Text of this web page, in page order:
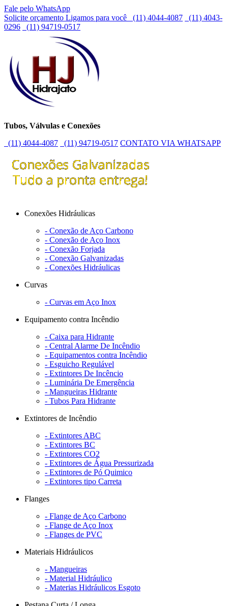
Fale pelo WhatsApp
Solicite orçamento Ligamos para você (11) 4044-4087
(11) 4043-
0296
(11) 94719-0517
Tubos, Válvulas e Conexões
(11) 4044-4087
(11) 94719-0517 CONTATO VIA WHATSAPP
Conexões Hidráulicas
- Conexão de Aço Carbono
- Conexão de Aço Inox
- Conexão Forjada
- Conexão Galvanizadas
- Conexões Hidráulicas
Curvas
- Curvas em Aço Inox
Equipamento contra Incêndio
- Caixa para Hidrante
- Central Alarme De Incêndio
- Equipamentos contra Incêndio
- Esguicho Regulável
- Extintores De Incêncio
- Luminária De Emergência
- Mangueiras Hidrante
- Tubos Para Hidrante
Extintores de Incêndio
- Extintores ABC
- Extintores BC
- Extintores CO2
- Extintores de Água Pressurizada
- Extintores de Pó Quimico
- Extintores tipo Carreta
Flanges
- Flange de Aço Carbono
- Flange de Aço Inox
- Flanges de PVC
Materiais Hidráulicos
- Mangueiras
- Material Hidráulico
- Materias Hidráulicos Esgoto